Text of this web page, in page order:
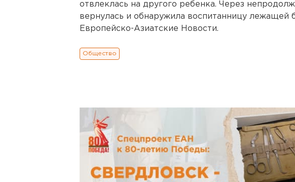
отвлеклась на другого ребенка. Через
вернулась и обнаружила воспитанницу лежащей
Европейско-Азиатские Новости.
Общество